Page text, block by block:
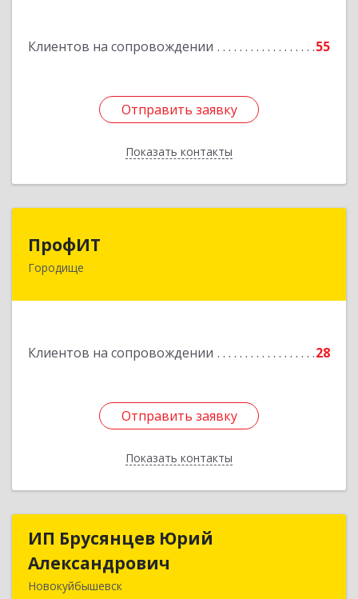
Клиентов на сопровождении 55
Отправить заявку
Показать контакты
Отправить заявку
Назад
ПрофИТ
Городище
Клиентов на сопровождении 28
Отправить заявку
Показать контакты
442310, Пензенская обл, Городищенский р-н,
Отправить заявку
Назад
ИП Брусянцев Юрий
Александрович
Новокуйбышевск
ИП Брусянцев Юрий